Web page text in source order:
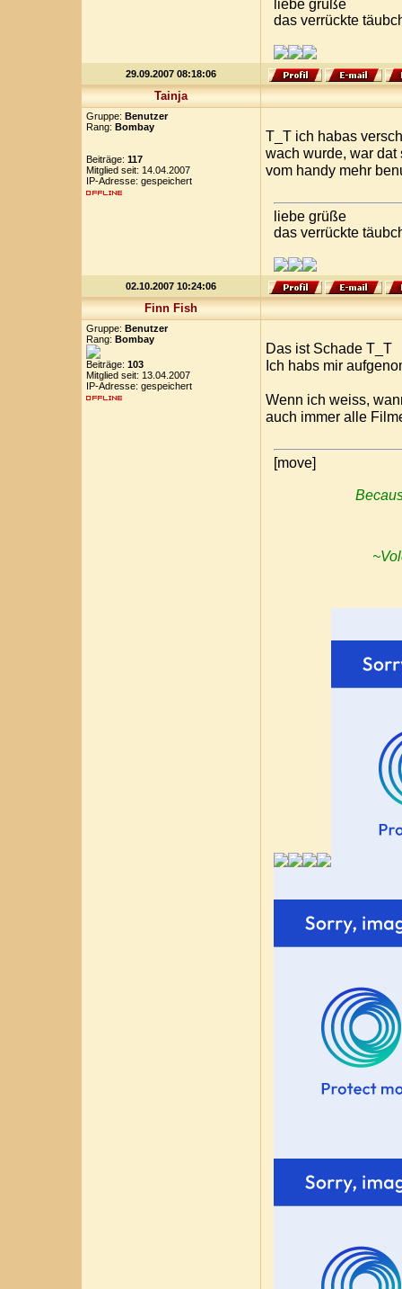
liebe grüße
das verrückte
29.09.2007 08:18:06
Tainja
Gruppe: Benutzer
Rang: Bombay
Beiträge: 117
Mitglied seit: 14.04.2007
IP-Adresse: gespeichert
T_T ich habas
wach wurde, war
vom handy mehr
liebe grüße
das verrückte
02.10.2007 10:24:06
Finn Fish
Gruppe: Benutzer
Rang: Bombay
Beiträge: 103
Mitglied seit: 13.04.2007
IP-Adresse: gespeichert
Das ist Schade T_T
Ich habs mir
Wenn ich weiss,
auch immer alle
[move]